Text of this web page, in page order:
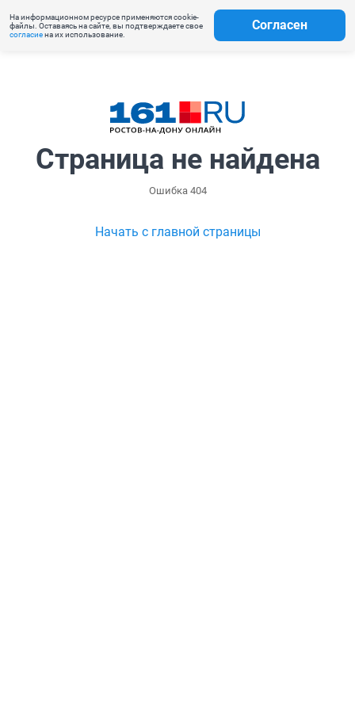
На информационном ресурсе применяются cookie-
файлы. Оставаясь на сайте, вы подтверждаете свое
согласиена их использование.
Согласен
Страница не найдена
Ошибка 404
Начать с главной страницы